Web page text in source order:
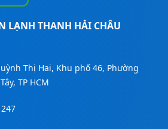
LẠNH THANH HẢI CHÂU
Thị Hai, Khu phố 46, Phường
TP HCM